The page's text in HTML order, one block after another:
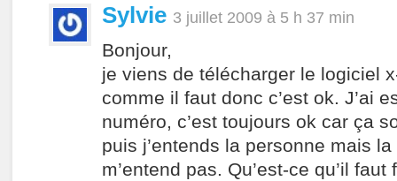
Sylvie 3 juillet 2009 à 5 h 37 min
Bonjour,
je viens de télécharger le logiciel
comme il faut donc c’est ok. J’ai
numéro, c’est toujours ok car ça
puis j’entends la personne mais
m’entend pas. Qu’est-ce qu’il